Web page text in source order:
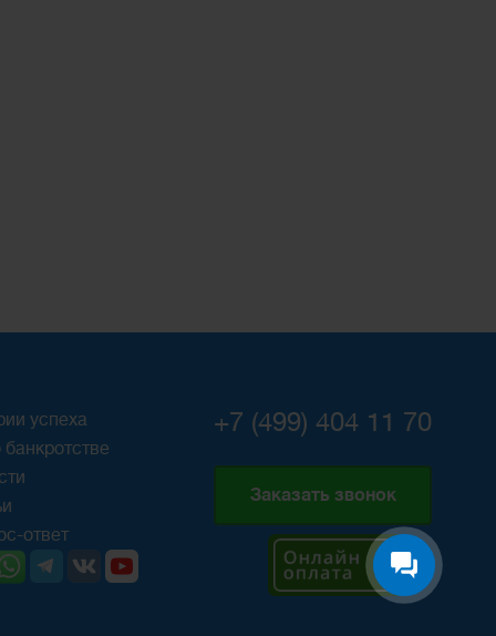
успеха
банкротстве
ответ
+7 (499) 404 11 70
Заказать звонок
Карта сайта